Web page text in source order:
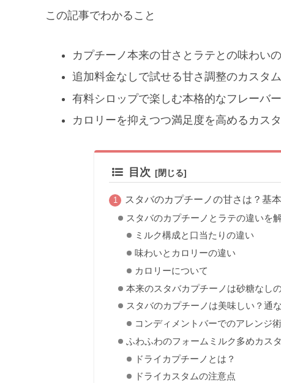
この記事でわかること
カプチーノ本来の甘さとラテとの味わい
追加料金なしで試せる甘さ調整のカスタ
有料シロップで楽しむ本格的なフレーバ
カロリーを抑えつつ満足度を高めるカス
目次
スタバのカプチーノの甘さは？基
スタバのカプチーノとラテの違いを
ミルク構成と口当たりの違い
味わいとカロリーの違い
カロリーについて
本来のスタバカプチーノは砂糖なし
スタバのカプチーノは美味しい？通
コンディメントバーでのアレンジ術
ふわふわのフォームミルク多めカス
ドライカプチーノとは？
ドライカスタムの注意点